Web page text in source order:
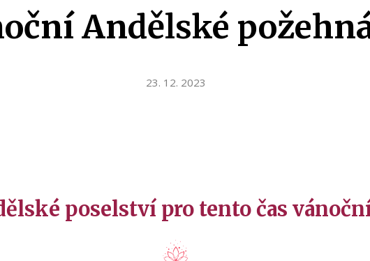
Andělské
23. 12. 2023
poselství pro tento čas